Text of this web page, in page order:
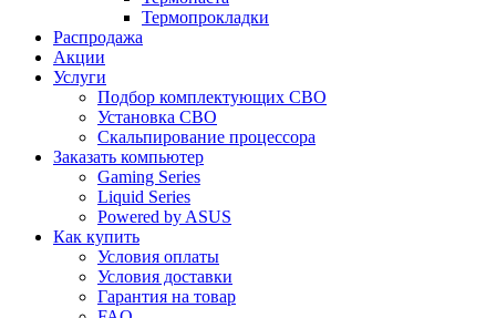
Термопрокладки
Распродажа
Акции
Услуги
Подбор комплектующих СВО
Установка СВО
Скальпирование процессора
Заказать компьютер
Gaming Series
Liquid Series
Powered by ASUS
Как купить
Условия оплаты
Условия доставки
Гарантия на товар